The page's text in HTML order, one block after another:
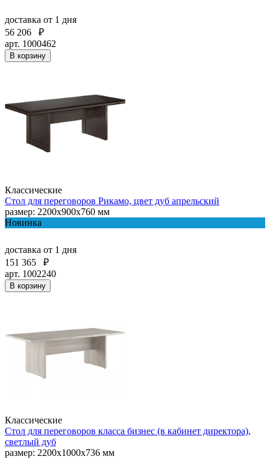
доставка от 1 дня
56 206
₽
арт. 1000462
В корзину
Классические
Стол для переговоров Рикамо, цвет дуб апрельский
размер: 2200x900x760 мм
Новинка
доставка от 1 дня
151 365
₽
арт. 1002240
В корзину
Классические
Стол для переговоров класса бизнес (в кабинет директора),
светлый дуб
размер: 2200x1000x736 мм